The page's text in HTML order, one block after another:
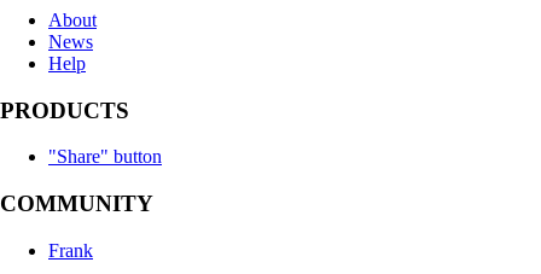
About
News
Help
PRODUCTS
"Share" button
COMMUNITY
Frank